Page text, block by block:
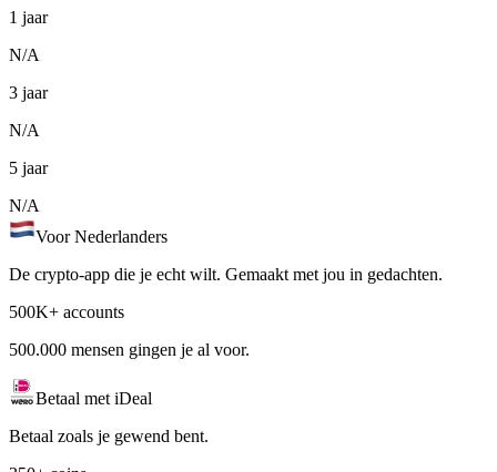
1 jaar
N/A
3 jaar
N/A
5 jaar
N/A
Voor Nederlanders
De crypto-app die je echt wilt. Gemaakt met jou in gedachten.
500K+ accounts
500.000 mensen gingen je al voor.
Betaal met iDeal
Betaal zoals je gewend bent.